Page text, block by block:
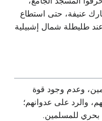
عنيفة، حتى استطاع
طليطلة شمال إشبيلية
وعدم وجود قوة
والرد على عدوانهم؛
بحري للمسلمين.